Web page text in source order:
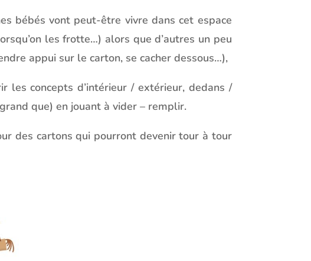
bébés vont peut-être vivre dans cet espace
les frotte…) alors que d’autres un peu
appui sur le carton, se cacher dessous…),
les concepts d’intérieur / extérieur, dedans /
que) en jouant à vider – remplir.
des cartons qui pourront devenir tour à tour